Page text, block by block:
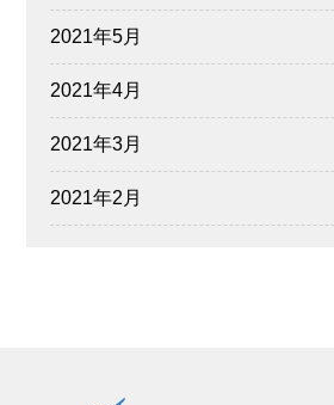
2021年5月
2021年4月
2021年3月
2021年2月